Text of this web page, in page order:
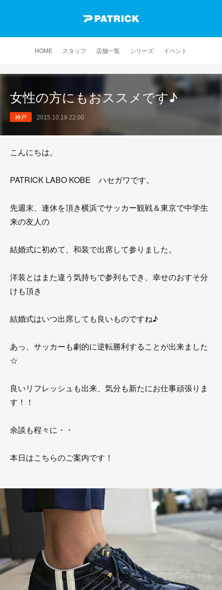
HOME スタッフ 店舗一覧 シリーズ イベント
女性の方にもおススメです♪
神戸 2015.10.19 22:00
こんにちは。
PATRICK LABO KOBE ハセガワです。
先週末、連休を頂き横浜でサッカー観戦＆東京で中学生
来の友人の
結婚式に初めて、和装で出席して参りました。
洋装とはまた違う気持ちで参列もでき、幸せのおすそ分
けも頂き
結婚式はいつ出席しても良いものですね♪
あっ、サッカーも劇的に逆転勝利することが出来ました
☆
良いリフレッシュも出来、気分も新たにお仕事頑張りま
す！！
余談も程々に・・
本日はこちらのご案内です！